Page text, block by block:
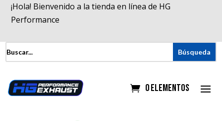
¡Hola! Bienvenido a la tienda en línea de HG
Performance
0 elementos